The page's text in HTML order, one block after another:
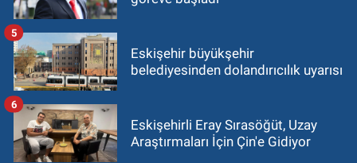
Eskişehir büyükşehir
belediyesinden dolandırıcılık uyarısı
5
Eskişehirli Eray Sırasöğüt, Uzay
Araştırmaları İçin Çin'e Gidiyor
6